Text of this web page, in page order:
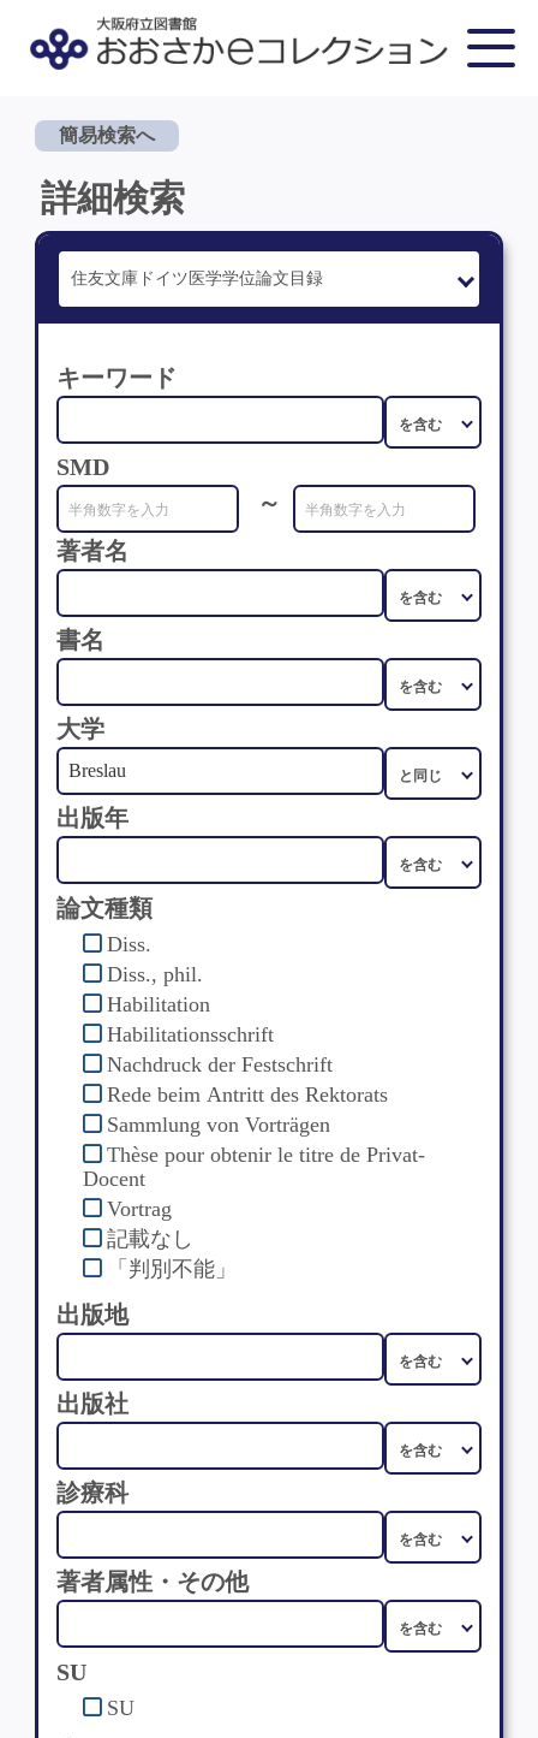
簡易検索へ
詳細検索
キーワード
SMD
～
著者名
書名
大学
出版年
論文種類
Diss.
Diss., phil.
Habilitation
Habilitationsschrift
Nachdruck der Festschrift
Rede beim Antritt des Rektorats
Sammlung von Vorträgen
Thèse pour obtenir le titre de Privat-
Docent
Vortrag
記載なし
「判別不能」
出版地
出版社
診療科
著者属性・その他
SU
SU